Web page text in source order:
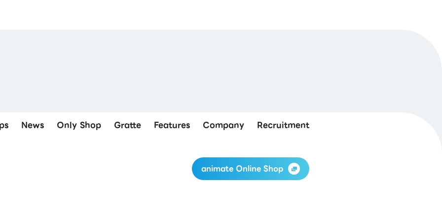
News Only Shop Gratte Features Company Recruitment
animate Online Shop